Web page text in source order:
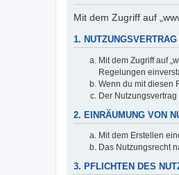
Mit dem Zugriff auf
1. NUTZUNGSVERTRAG
Mit dem Zugriff auf
Regelungen
Wenn du mit diesen
Der
2. EINRÄUMUNG VON
Mit dem Erstellen
Das Nutzungsrecht
3. PFLICHTEN DES